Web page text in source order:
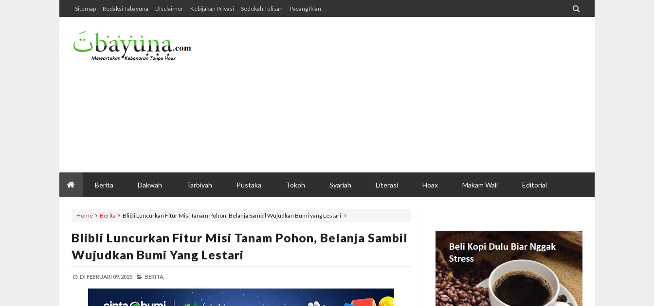
Sitemap Redaksi Tabayuna Disclaimer Kebijakan Privasi Sedekah Tulisan Pasang Iklan 
Berita Dakwah Tarbiyah Pustaka Tokoh Syariah Literasi Hoax Makam Wali Editorial
Home Berita Blibli Luncurkan Fitur Misi Tanam Pohon, Belanja Sambil Wujudkan Bumi yang Lestari
Blibli Luncurkan Fitur Misi Tanam Pohon, Belanja Sambil
Wujudkan Bumi Yang Lestari
DI FEBRUARI 09, 2025 BERITA,